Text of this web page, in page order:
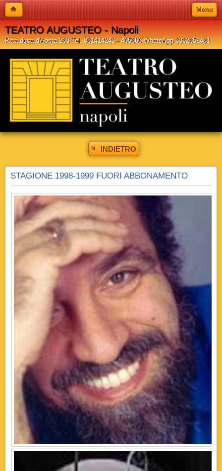
Menu
TEATRO AUGUSTEO - Napoli
P.tta duca d'Aosta 263 Tel. 081414243 - 405660 WhatsApp 3332651481
INDIETRO
STAGIONE 1998-1999 FUORI ABBONAMENTO